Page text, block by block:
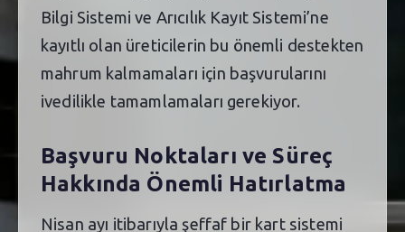
Bilgi Sistemi ve Arıcılık Kayıt Sistemi’ne
kayıtlı olan üreticilerin bu önemli destekten
mahrum kalmamaları için başvurularını
ivedilikle tamamlamaları gerekiyor.
Başvuru Noktaları ve Süreç
Hakkında Önemli Hatırlatma
Nisan ayı itibarıyla şeffaf bir kart sistemi